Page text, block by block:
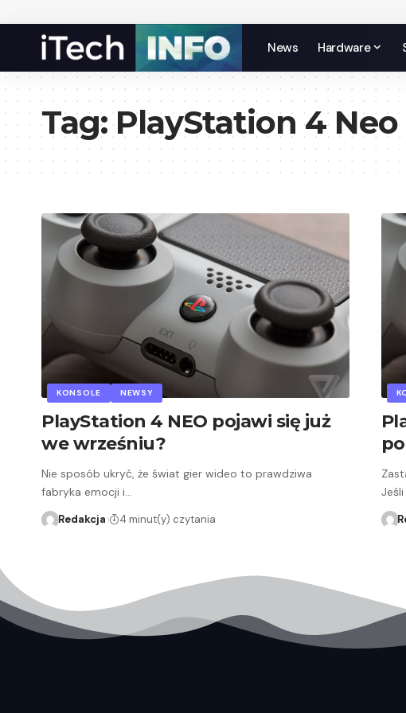
News Hardware
Tag:PlayStation 4 Neo
KONSOLE NEWSY
PlayStation 4 NEO pojawi się już
we wrześniu?
Nie sposób ukryć, że świat gier wideo to prawdziwa
fabryka emocji i…
Redakcja 4 minut(y) czytania